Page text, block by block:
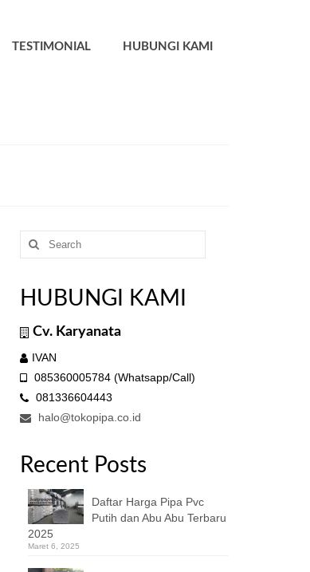
TESTIMONIAL HUBUNGI KAMI
Search
for:
HUBUNGI KAMI
Cv. Karyanata
IVAN
085360005784 (Whatsapp/Call)
081336604443
halo@tokopipa.co.id
Recent Posts
Daftar Harga Pipa Pvc
Putih dan Abu Abu Terbaru
2025
Maret 6, 2025